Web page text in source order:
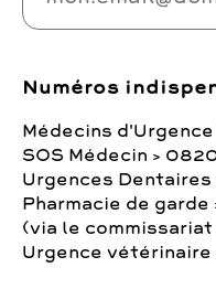
Numéros
Médecins
SOS Médecin >
Urgences
Pharmacie de garde
(via le
Urgence vétérinaire